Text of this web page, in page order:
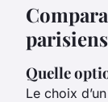
Quelle
Le choix